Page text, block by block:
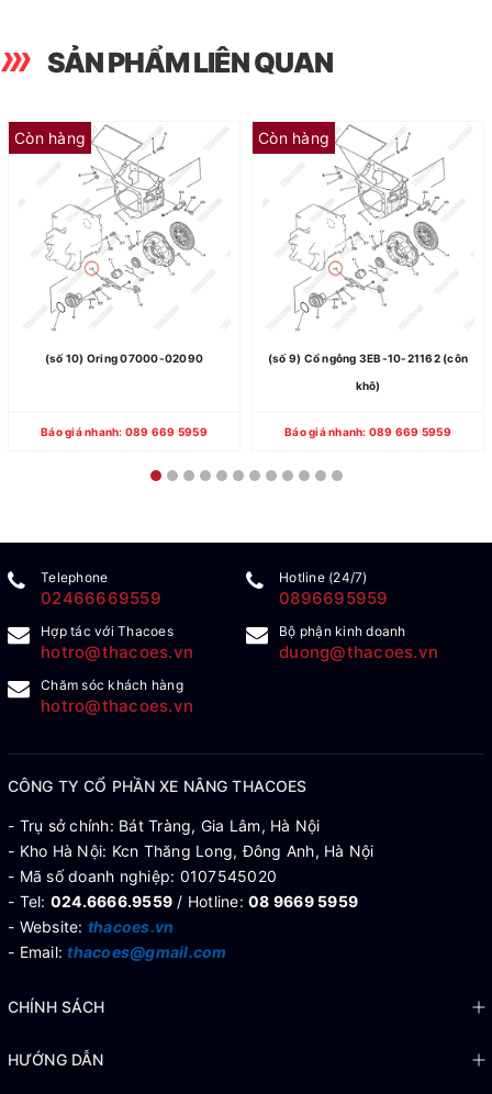
SẢN PHẨM LIÊN QUAN
Còn hàng
(số 10) Oring 07000-02090
Báo giá nhanh: 089 669 5959
Còn hàng
(số 9) Cổ ngỗng 3EB-10-21162 (côn
khô)
Báo giá nhanh: 089 669 5959
Telephone
02466669559
Hotline (24/7)
0896695959
Hợp tác với Thacoes
hotro@thacoes.vn
Bộ phận kinh doanh
duong@thacoes.vn
Chăm sóc khách hàng
hotro@thacoes.vn
CÔNG TY CỔ PHẦN XE NÂNG THACOES
- Trụ sở chính: Bát Tràng, Gia Lâm, Hà Nội
- Kho Hà Nội: Kcn Thăng Long, Đông Anh, Hà Nội
- Mã số doanh nghiệp: 0107545020
- Tel: 024.6666.9559 / Hotline: 08 9669 5959
- Website: thacoes.vn
- Email:thacoes@gmail.com
CHÍNH SÁCH
HƯỚNG DẪN